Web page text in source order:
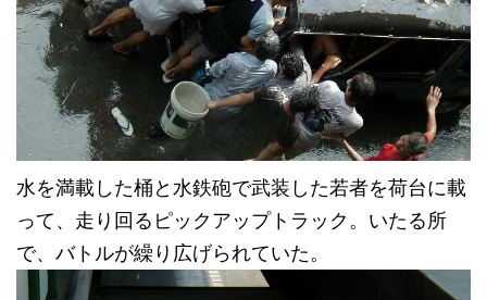
水を満載した桶と水鉄砲で武装した若者を荷台に載
って、走り回るピックアップトラック。いたる所
で、バトルが繰り広げられていた。